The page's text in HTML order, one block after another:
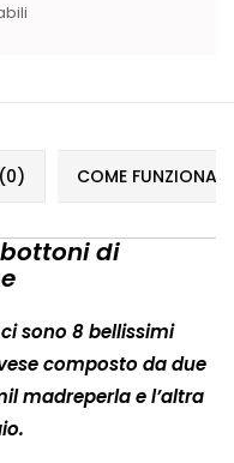
COME
bottoni di
sono 8 bellissimi
composto da due
madreperla e l’altra